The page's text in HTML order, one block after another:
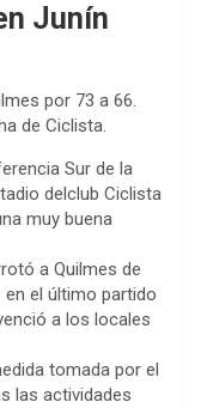
Junín
por 73 a 66.
de Ciclista.
Sur de la
delclub Ciclista
muy buena
a Quilmes de
en el último partido
a los locales
tomada por el
las actividades